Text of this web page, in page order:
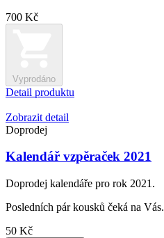
700 Kč
Vyprodáno
Detail produktu
Zobrazit detail
Doprodej
Kalendář vzpěraček 2021
Doprodej kalendáře pro rok 2021.
Posledních pár kousků čeká na Vás.
50 Kč